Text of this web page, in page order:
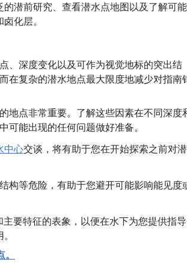
潜前研究、查看潜水点地图以及了解可
化层。
、深度变化以及可作为视觉地标的突出结
在复杂的潜水地点最大限度地减少对指南
地点非常重要。了解这些因素在不同深度
能出现的任何问题做好准备。
中心交谈，将有助于您在开始探索之前对
构等危险，有助于您避开可能影响能见度
要特征的表象，以便在水下为您提供指导